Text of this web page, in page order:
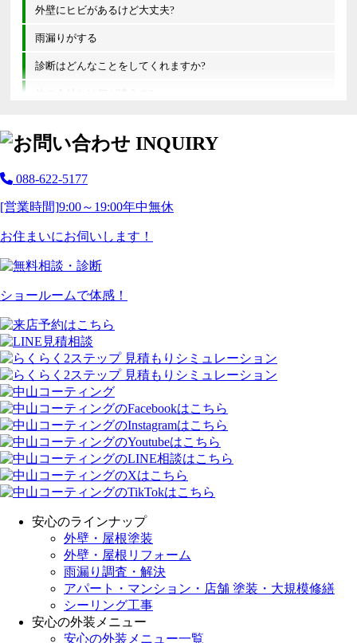
外壁にヒビがあるけど大丈夫?
雨漏りがする
診断はどんなことをしてくれますか?
他の会社とは何が違うの?
088-622-5177
[営業時間]9:00～19:00年中無休
お住まいにお伺いします！
ショールームで体感！
安心のラインナップ
外壁・屋根塗装
外壁・屋根リフォーム
雨漏り調査・解決
アパート・マンション・店舗 塗装・大規模修繕
シーリング工事
安心の外装メニュー
安心の外装メニュー一覧